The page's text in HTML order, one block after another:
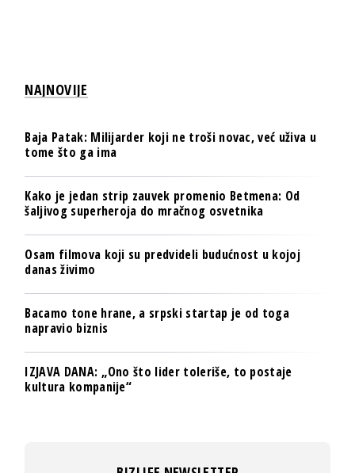
NAJNOVIJE
Baja Patak: Milijarder koji ne troši novac, već uživa u
tome što ga ima
Kako je jedan strip zauvek promenio Betmena: Od
šaljivog superheroja do mračnog osvetnika
Osam filmova koji su predvideli budućnost u kojoj
danas živimo
Bacamo tone hrane, a srpski startap je od toga
napravio biznis
IZJAVA DANA: „Ono što lider toleriše, to postaje
kultura kompanije“